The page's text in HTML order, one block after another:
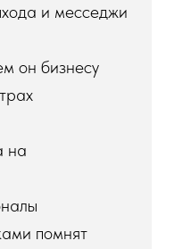
и месседжи
он бизнесу
на
помнят